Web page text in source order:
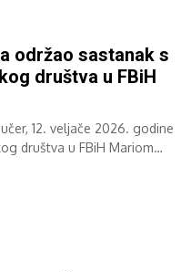
održao sastanak s
društva u FBiH
12. veljače 2026. godine
društva u FBiH Mariom